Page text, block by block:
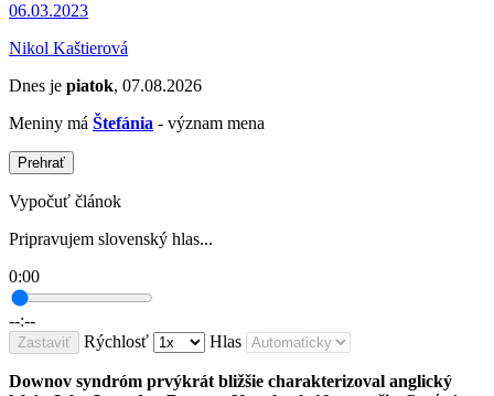
06.03.2023
Nikol Kaštierová
Dnes je piatok, 07.08.2026
Meniny má Štefánia - význam mena
Prehrať
Vypočuť článok
Pripravujem slovenský hlas...
0:00
--:--
Zastaviť Rýchlosť Hlas
Downov syndróm prvýkrát bližšie charakterizoval anglický